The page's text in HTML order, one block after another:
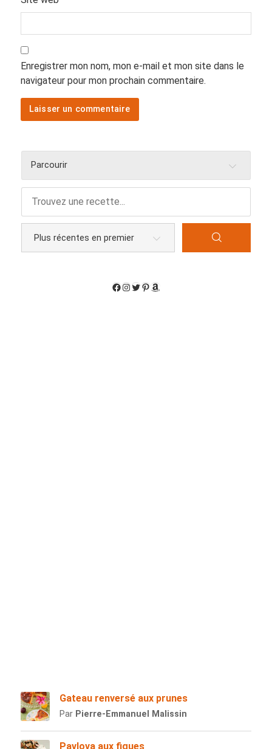
Enregistrer mon nom, mon e-mail et mon site dans le
navigateur pour mon prochain commentaire.
Parcourir
Gateau renversé aux prunes
Par Pierre-Emmanuel Malissin
Pavlova aux figues